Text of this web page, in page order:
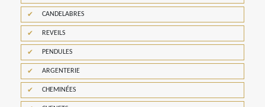
CANDELABRES
REVEILS
PENDULES
ARGENTERIE
CHEMINÉES